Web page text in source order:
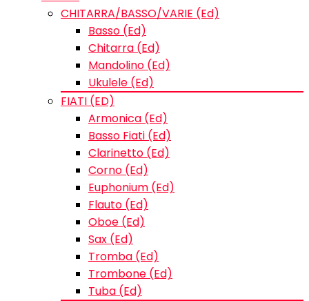
CHITARRA/BASSO/VARIE (Ed)
Basso (Ed)
Chitarra (Ed)
Mandolino (Ed)
Ukulele (Ed)
FIATI (ED)
Armonica (Ed)
Basso Fiati (Ed)
Clarinetto (Ed)
Corno (Ed)
Euphonium (Ed)
Flauto (Ed)
Oboe (Ed)
Sax (Ed)
Tromba (Ed)
Trombone (Ed)
Tuba (Ed)